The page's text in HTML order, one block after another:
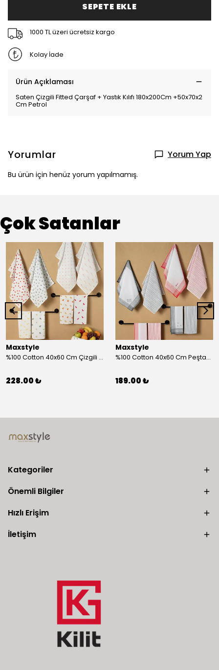
SEPETE EKLE
1000 TL üzeri ücretsiz kargo
Kolay İade
Ürün Açıklaması
Saten Çizgili Fitted Çarşaf + Yastık Kılıfı 180x200Cm +50x70x2
Cm Petrol
Yorumlar Yorum Yap
Bu ürün için henüz yorum yapılmamış.
Çok Satanlar
Maxstyle
%100 Cotton 40x60 Cm Çizgili Peştemal Kurulama Bezi 2 Li Set
228.00 ₺
Maxstyle
%100 Cotton 40x60 Cm Peştamal Kurulama Bezi 4 Lü Set
189.00 ₺
Kategoriler
Önemli Bilgiler
Hızlı Erişim
İletişim